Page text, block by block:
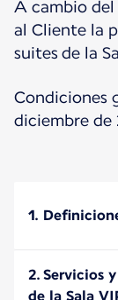
A cambio
al Cliente la
suites de la
Condiciones
diciembre de
1.
2. Servicios
de la Sala